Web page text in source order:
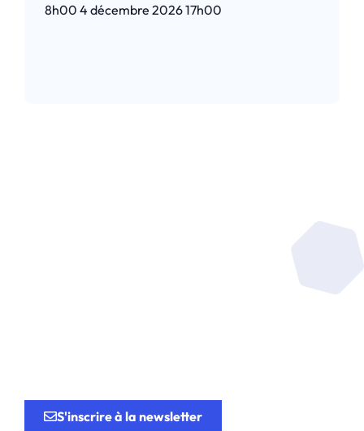
8h00 4 décembre 202617h00
S'inscrire à la newsletter